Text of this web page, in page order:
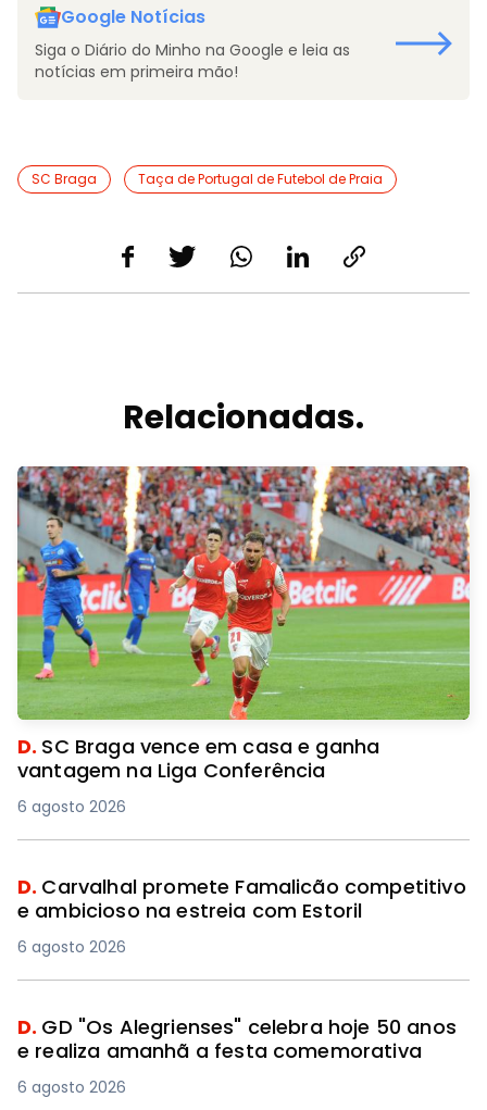
Google Notícias
Siga o Diário do Minho na Google e leia as
notícias em primeira mão!
SC Braga Taça de Portugal de Futebol de Praia
Relacionadas.
D. SC Braga vence em casa e ganha
vantagem na Liga Conferência
6 agosto 2026
D. Carvalhal promete Famalicão competitivo
e ambicioso na estreia com Estoril
6 agosto 2026
D. GD "Os Alegrienses" celebra hoje 50 anos
e realiza amanhã a festa comemorativa
6 agosto 2026